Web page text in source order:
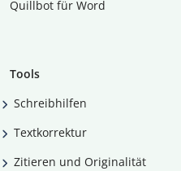
Quillbot für Word
Tools
Schreibhilfen
Textkorrektur
Zitieren und Originalität